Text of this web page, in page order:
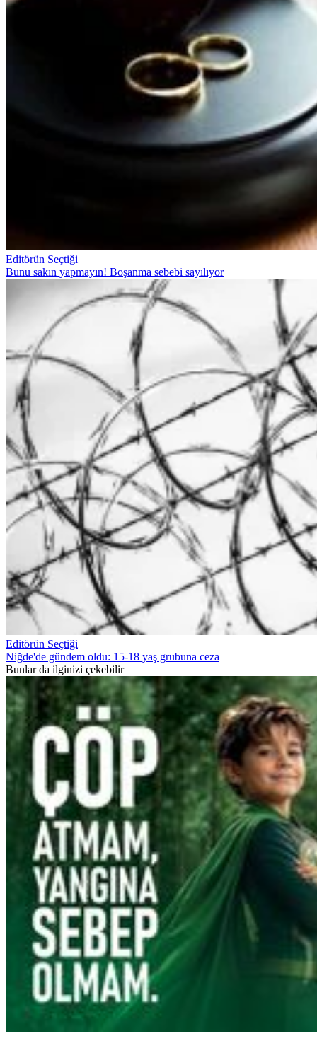
Editörün Seçtiği
Bunu sakın yapmayın! Boşanma sebebi sayılıyor
Editörün Seçtiği
Niğde'de gündem oldu: 15-18 yaş grubuna ceza
Bunlar da ilginizi çekebilir